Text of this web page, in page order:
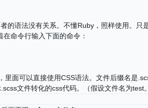
的语法没有关系。不懂Ruby，照样使用。只
命令行输入下面的命令：
里面可以直接使用CSS语法。文件后缀名是
文件转化的css代码。（假设文件名为test